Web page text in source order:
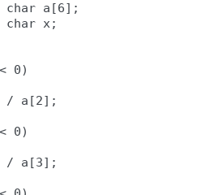
char a[6];
char x;
0)
/ a[2];
0)
/ a[3];